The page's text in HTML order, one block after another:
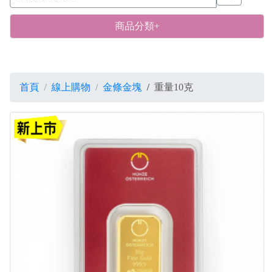
商品分類+
首頁 線上購物 金條金塊 / 重量10克